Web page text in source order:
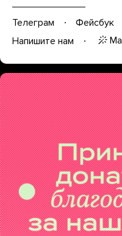
Телеграм Фейсбук
Напишите нам